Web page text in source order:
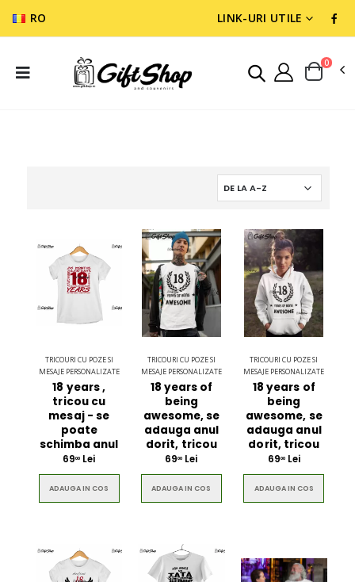
RO LINK-URI UTILE
0
TRICOURI CU POZE SI
MESAJE PERSONALIZATE
18 years ,
tricou cu
mesaj - se
poate
schimba anul
6900 Lei
ADAUGA IN COS
TRICOURI CU POZE SI
MESAJE PERSONALIZATE
18 years of
being
awesome, se
adauga anul
dorit, tricou
6900 Lei
ADAUGA IN COS
TRICOURI CU POZE SI
MESAJE PERSONALIZATE
18 years of
being
awesome, se
adauga anul
dorit, tricou
6900Lei
ADAUGA IN COS
Bluetooth
Speaker
the